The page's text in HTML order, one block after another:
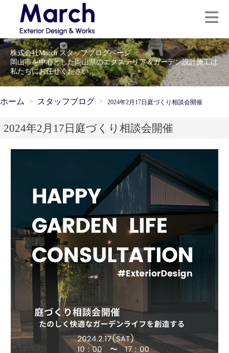
株式会社March スタッフブログページ
岡山市を中心とした岡山県のエクステリア＆ガーデン設計施工は
私たちにお任せください。
ホーム スタッフブログ 2024年2月17日庭づくり相談会開催
2024年2月17日庭づくり相談会開催